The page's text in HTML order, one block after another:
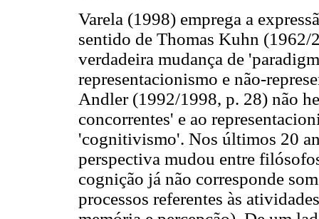
Varela (1998) emprega a
sentido de Thomas Kuhn
verdadeira mudança de
representacionismo e não-
Andler (1992/1998, p. 28) não
concorrentes' e ao
'cognitivismo'. Nos últimos 20
perspectiva mudou entre
cognição já não corresponde
processos referentes às